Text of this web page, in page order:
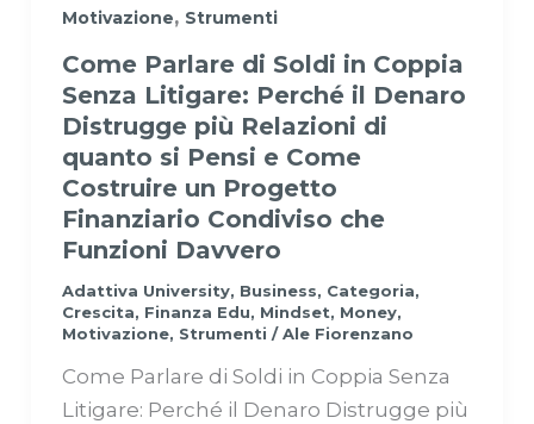
Motivazione, Strumenti
Come Parlare di Soldi in Coppia
Senza Litigare: Perché il Denaro
Distrugge più Relazioni di
quanto si Pensi e Come
Costruire un Progetto
Finanziario Condiviso che
Funzioni Davvero
Adattiva University, Business, Categoria,
Crescita, Finanza Edu, Mindset, Money,
Motivazione, Strumenti /Ale Fiorenzano
Come Parlare di Soldi in Coppia Senza
Litigare: Perché il Denaro Distrugge più